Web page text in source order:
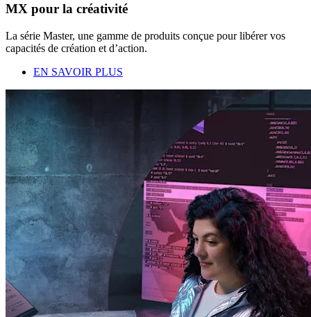
MX pour la créativité
La série Master, une gamme de produits conçue pour libérer vos
capacités de création et d’action.
EN SAVOIR PLUS